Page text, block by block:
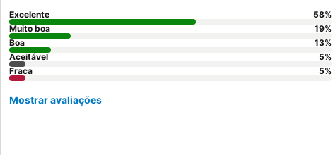
Excelente 58%
Muito boa
19%
Boa
13%
Aceitável
5%
Fraca
5%
Mostrar avaliações